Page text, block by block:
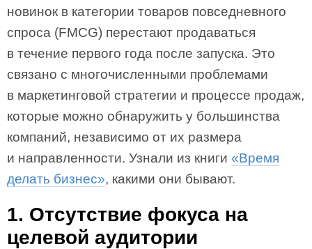
новинок в категории товаров повседневного
спроса (FMCG) перестают продаваться
в течение первого года после запуска. Это
связано с многочисленными проблемами
в маркетинговой стратегии и процессе продаж,
которые можно обнаружить у большинства
компаний, независимо от их размера
и направленности. Узнали из книги «Время
делать бизнес», какими они бывают.
1. Отсутствие фокуса на
целевой аудитории